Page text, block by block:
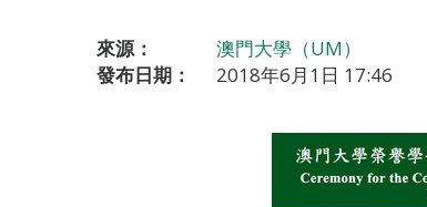
來源：
澳門大學（UM）
發布日期：
2018年6月1日 17:46